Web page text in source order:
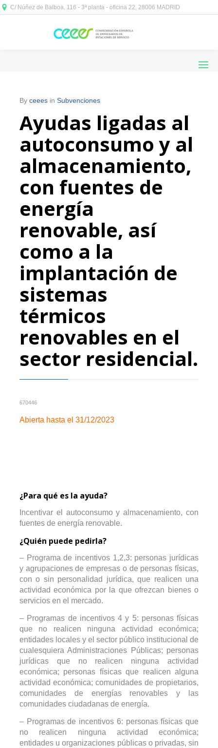
C/ Núñez de Balboa, 116 - 3ª planta - oficina 22, 28006 MADRID
By ceees in Subvenciones
Ayudas ligadas al
autoconsumo y al
almacenamiento,
con fuentes de
energía
renovable, así
como a la
implantación de
sistemas
térmicos
renovables en el
sector residencial.
670446
Abierta hasta el 31/12/2023
¿Para qué es la ayuda?
Incentivar el autoconsumo y almacenamiento, con
fuentes de energía renovable.
¿Quién puede pedirla?
– Programa de incentivos 1,2,3: personas jurídicas
y agrupaciones de empresas o de personas físicas,
con o sin personalidad jurídica, que realicen una
actividad económica por la que ofrezcan bienes o
servicios en el mercado.
– Programas de incentivos 4 y 5: personas físicas
que no realicen ninguna actividad económica;
entidades locales y el sector público institucional de
cualesquiera Administraciones Públicas; personas
jurídicas que no realicen ninguna actividad
económica; personas físicas que realicen alguna
actividad económica; comunidades de propietarios,
comunidades de energías renovables y las
comunidades ciudadanas de energía.
– Programas de incentivos 6: personas físicas que
no realicen ninguna actividad económica;
entidades u organizaciones públicas o privadas, sin